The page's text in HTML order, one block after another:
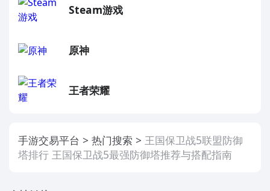
Steam游戏
原神
王者荣耀
手游交易平台 热门搜索
王国保卫战5联盟防御
塔排行 王国保卫战5最强防御塔推荐与搭配指南